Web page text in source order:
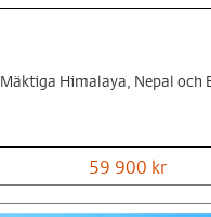
Mäktiga Himalaya, Nepal och
59 900 kr